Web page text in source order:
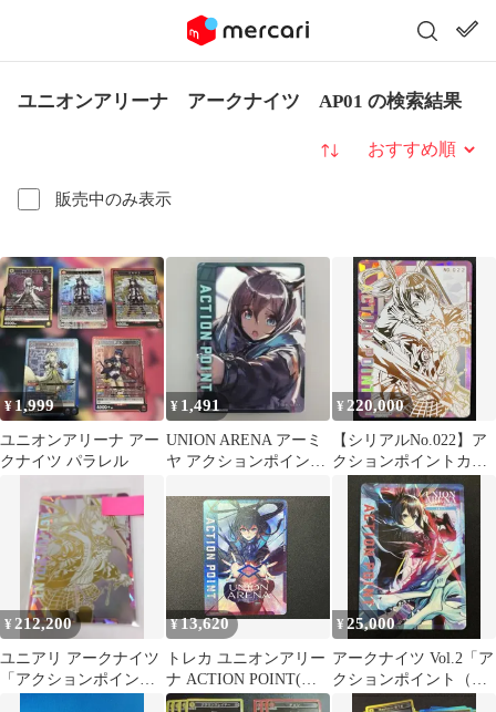
ユニオンアリーナ アークナイツ AP01 の検索結果
販売中のみ表示
並び替え
¥1,999
ユニオンアリーナ アー
クナイツ パラレル
¥ 1,491
UNION ARENA アーミ
ヤ アクションポイント
¥ 220,000
【シリアルNo.022】ア
クションポイントカー
ド(アークナイツ)(アー
ミヤ){-}〈ARK-2-
AP01★〉[EX11BT] ユ
ニアリ ユニオンアリー
¥ 212,200
ユニアリ アークナイツ
「アクションポイント
¥13,620
トレカ ユニオンアリー
ナ ACTION POINT(パ
ラレル)(アーミヤ)
¥ 25,000
アークナイツ Vol.2「ア
クションポイント（ア
ーミヤ）」AP01